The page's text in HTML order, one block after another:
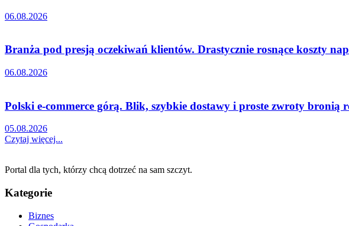
06.08.2026
Branża pod presją oczekiwań klientów. Drastycznie rosnące koszty
06.08.2026
Polski e-commerce górą. Blik, szybkie dostawy i proste zwroty bronią
05.08.2026
Czytaj więcej...
Portal dla tych, którzy chcą dotrzeć na sam szczyt.
Kategorie
Biznes